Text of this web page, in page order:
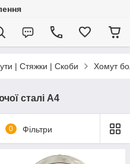
| Стяжки | Скоби Хомут
сталі А4
0 Фільтри